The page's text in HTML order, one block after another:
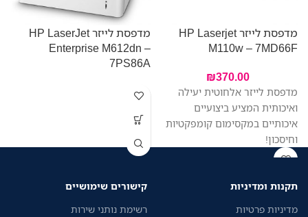
מדפסת לייזר HP Laserjet
M110w – 7MD66F
₪370.00
מדפסת לייזר אלחוטית יעילה
ואיכותית המציע ביצועיים
איכותיים במקסימום קומפקטיות
וחיסכון!
מדפסת לייזר HP LaserJet
Enterprise M612dn –
7PS86A
תקנות ומדיניות
מדיניות פרטיות
קישורים שימושיים
רשימת נותני שירות